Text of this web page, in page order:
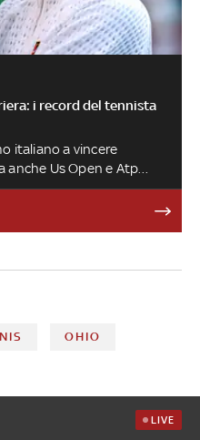
i record del tennista
italiano a vincere
anche Us Open e Atp
Melbourne, prima
Nello stesso
OHIO
LIVE